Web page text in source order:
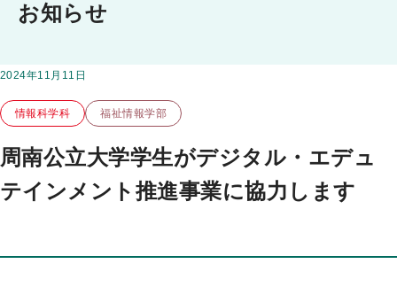
ツ
に
キ
プ
お知らせ
掲載日：
2024年11月11日
この投稿のカテゴリー
情報科学科 福祉情報学部
周南公立大学学生がデジタル・エデュ
テインメント推進事業に協力します